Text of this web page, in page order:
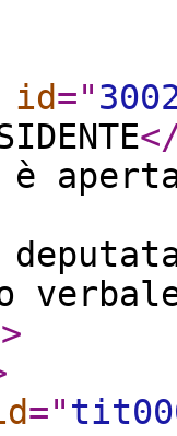
id="
è
>
="